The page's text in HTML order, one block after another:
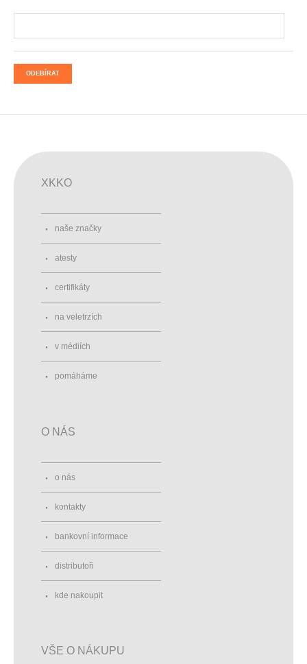
ODEBÍRAT
XKKO
naše značky
atesty
certifikáty
na veletrzích
v médiích
pomáháme
O NÁS
o nás
kontakty
bankovní informace
distributoři
kde nakoupit
VŠE O NÁKUPU